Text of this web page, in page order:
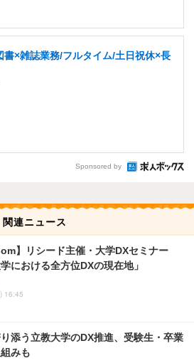
書×雑誌業務/フルタイム/土日祝休×長
Sponsored by
関連ニュース
】リシード主催・大学DXセミナー
学における全方位DXの現在地」
16:45
添う立教大学のDX推進、受験生・卒業
みも